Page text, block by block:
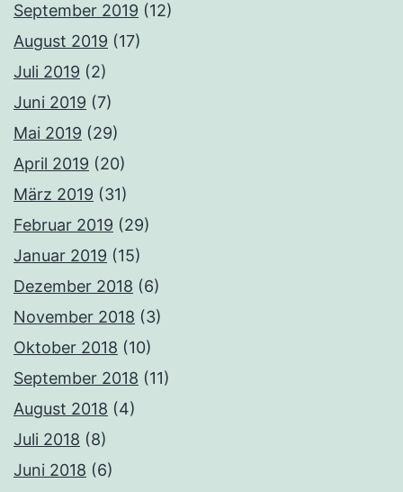
September 2019 (12)
August 2019 (17)
Juli 2019 (2)
Juni 2019 (7)
Mai 2019 (29)
April 2019 (20)
März 2019 (31)
Februar 2019 (29)
Januar 2019 (15)
Dezember 2018 (6)
November 2018 (3)
Oktober 2018 (10)
September 2018 (11)
August 2018 (4)
Juli 2018 (8)
Juni 2018 (6)